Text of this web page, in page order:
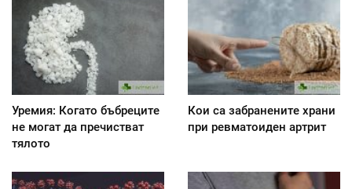
Уремия: Когато бъбреците
не могат да пречистват
тялото
Кои са забранените храни
при ревматоиден артрит